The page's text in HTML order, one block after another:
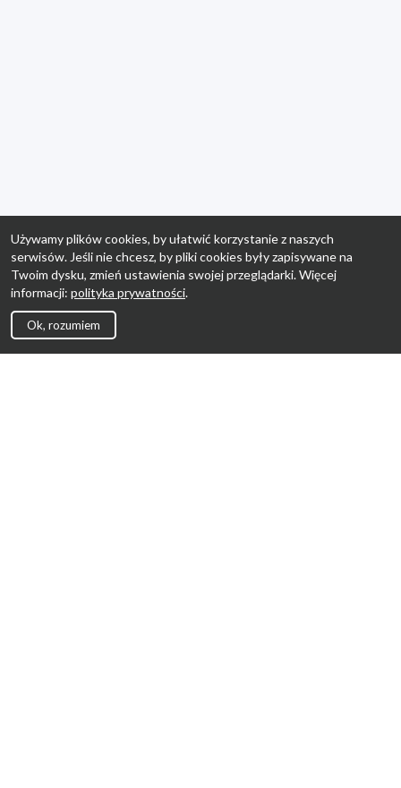
Używamy plików cookies, by ułatwić korzystanie z naszych
serwisów. Jeśli nie chcesz, by pliki cookies były zapisywane na
Twoim dysku, zmień ustawienia swojej przeglądarki. Więcej
informacji: polityka prywatności.
Ok, rozumiem